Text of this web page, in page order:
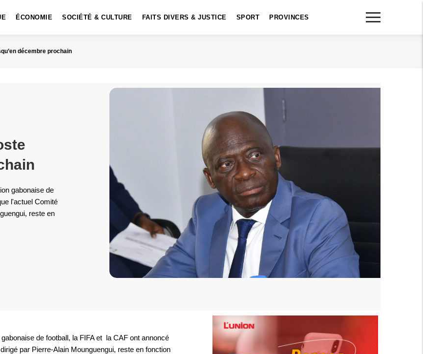
ÉCONOMIE SOCIÉTÉ & CULTURE FAITS DIVERS & JUSTICE SPORT PROVINCES
décembre prochain
gabonaise de
l'actuel Comité
reste en
de football, la FIFA et la CAF ont annoncé
par Pierre-Alain Mounguengui, reste en fonction